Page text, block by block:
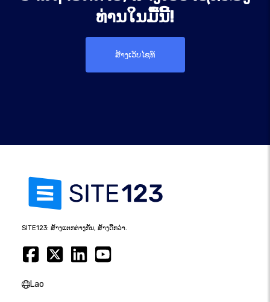
ທ່ານໃນມື້ນີ້!
ສ້າງເວັບໄຊທ໌
SITE123: ສ້າງແຕກຕ່າງກັນ, ສ້າງດີກວ່າ.
Lao